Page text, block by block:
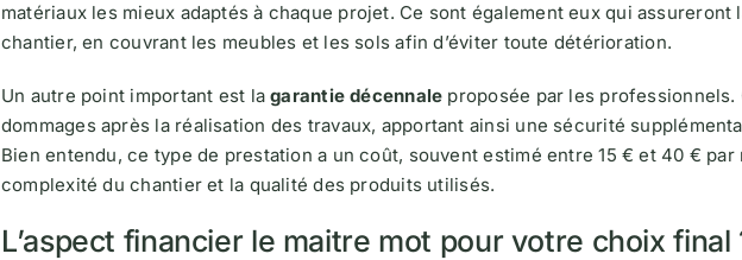
matériaux les mieux adaptés à chaque projet. Ce sont également eux qui
chantier, en couvrant les meubles et les sols afin d’éviter toute détérioration.
Un autre point important est lagarantie décennale proposée par les
dommages après la réalisation des travaux, apportant ainsi une sécurité
Bien entendu, ce type de prestation a un coût, souvent estimé entre 15 € et 40 €
complexité du chantier et la qualité des produits utilisés.
L’aspect financier le maitre mot pour votre choix final